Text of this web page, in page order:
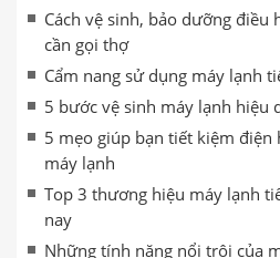
Cách vệ sinh, bảo dưỡng điều
cần gọi thợ
Cẩm nang sử dụng máy lạnh
5 bước vệ sinh máy lạnh hiệu
5 mẹo giúp bạn tiết kiệm điện
máy lạnh
Top 3 thương hiệu máy lạnh
nay
Những tính năng nổi trội của